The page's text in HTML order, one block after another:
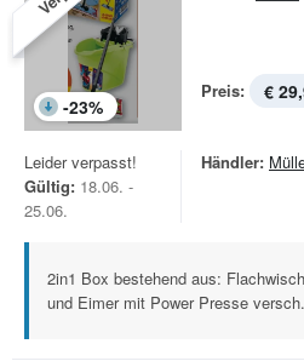
-23%
Preis: €
Leider verpasst!
Gültig: 18.06. -
25.06.
Händler:
2in1 Box bestehend aus:
und Eimer mit Power Presse